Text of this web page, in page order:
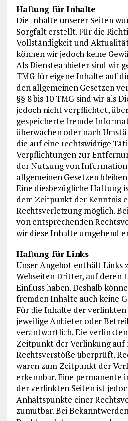
Haftung für Inhalte
Die Inhalte unserer Seiten
Sorgfalt erstellt. Für die
Vollständigkeit und
können wir jedoch keine
Als Diensteanbieter sind wir
TMG für eigene Inhalte auf
den allgemeinen Gesetzen
§§ 8 bis 10 TMG sind wir als
jedoch nicht verpflichtet,
gespeicherte fremde
überwachen oder nach
die auf eine rechtswidrige
Verpflichtungen zur
der Nutzung von
allgemeinen Gesetzen
Eine diesbezügliche Haftung
dem Zeitpunkt der Kenntnis
Rechtsverletzung möglich.
von entsprechenden
wir diese Inhalte umgehend
Haftung für Links
Unser Angebot enthält Links
Webseiten Dritter, auf deren
Einfluss haben. Deshalb
fremden Inhalte auch keine
Für die Inhalte der verlinkten
jeweilige Anbieter oder
verantwortlich. Die
Zeitpunkt der Verlinkung auf
Rechtsverstöße überprüft.
waren zum Zeitpunkt der
erkennbar. Eine permanente
der verlinkten Seiten ist
Anhaltspunkte einer
zumutbar. Bei